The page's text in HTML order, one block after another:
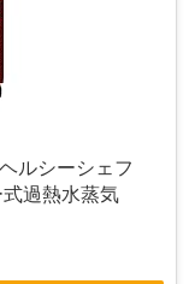
ルシーシェフ
過熱水蒸気